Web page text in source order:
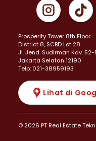
Prosperity Tower 8th Floor
District 8, SCBD Lot 28
JI. Jend. Sudirman Kav. 52-
Jakarta Selatan 12190
Telp: 021-38959193
Lihat di
© 2026 PT Real Estate